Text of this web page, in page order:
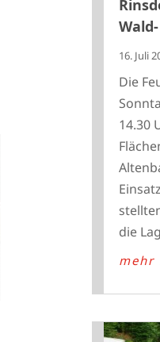
16. Juli
Die
14.30
die
mehr